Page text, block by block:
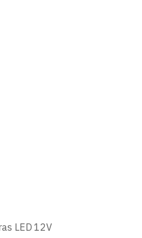
m 60LED/m SMD5050
LED 12V